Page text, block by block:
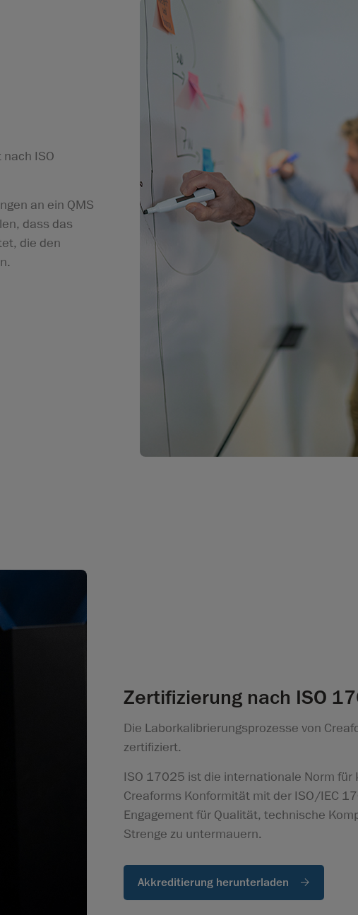
ISO
an ein QMS
dass das
die den
Zertifizierung nach ISO
Die Laborkalibrierungsprozesse von
zertifiziert.
ISO 17025 ist die internationale Norm für
Creaforms Konformität mit der ISO/IEC
Engagement für Qualität, technische
Strenge zu untermauern.
Akkreditierung herunterladen